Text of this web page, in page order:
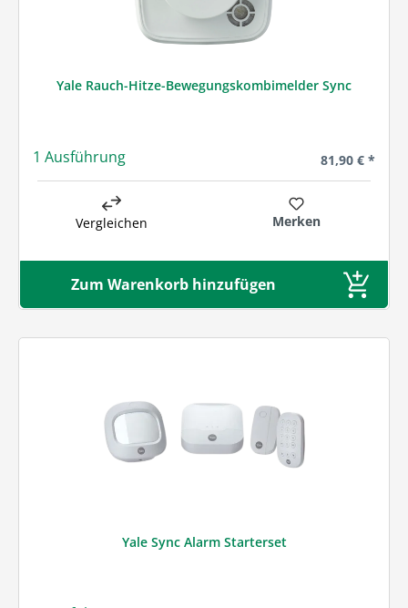
Yale Rauch-Hitze-Bewegungskombimelder Sync
1 Ausführung Regulärer
81,90 € *
Vergleichen Merken
Zum Warenkorb hinzufügen
Yale Sync Alarm Starterset